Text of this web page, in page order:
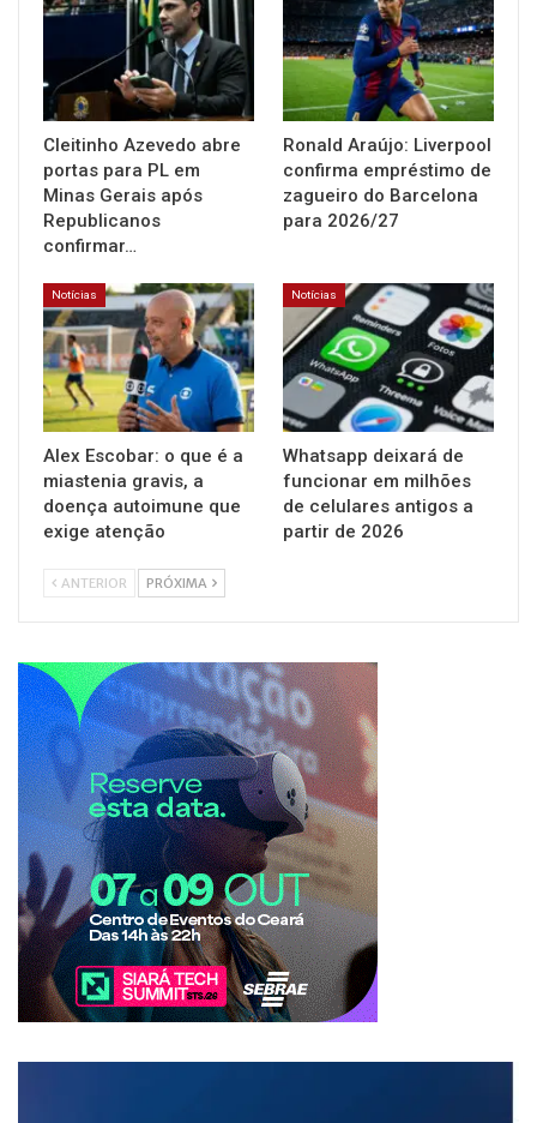
Cleitinho Azevedo abre
portas para PL em
Minas Gerais após
Republicanos
confirmar…
Ronald Araújo: Liverpool
confirma empréstimo de
zagueiro do Barcelona
para 2026/27
Notícias
Alex Escobar: o que é a
miastenia gravis, a
doença autoimune que
exige atenção
Notícias
Whatsapp deixará de
funcionar em milhões
de celulares antigos a
partir de 2026
ANTERIOR PRÓXIMA